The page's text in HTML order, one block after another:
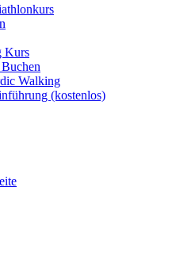
Kurs
Walking
(kostenlos)